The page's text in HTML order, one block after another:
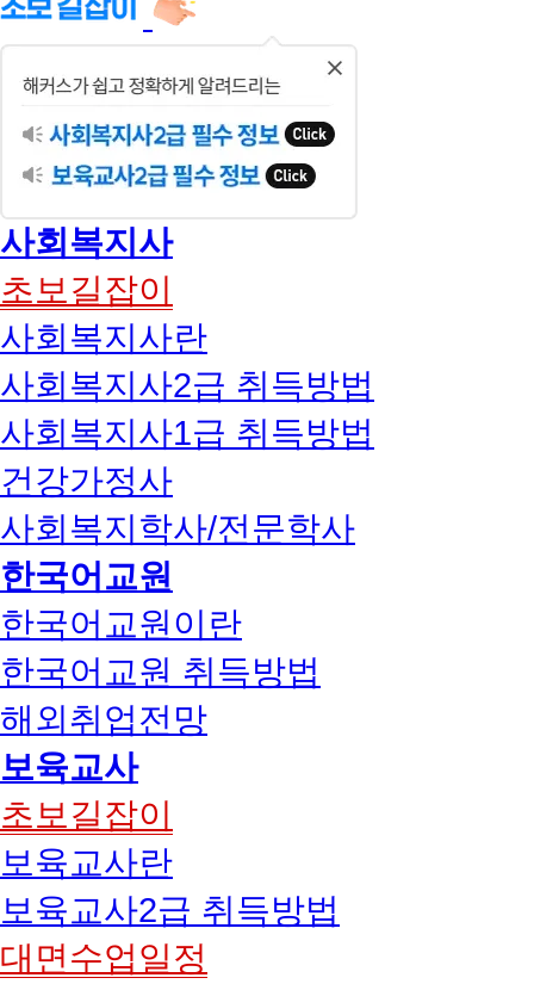
사회복지사
초보길잡이
사회복지사란
사회복지사2급 취득방법
사회복지사1급 취득방법
건강가정사
사회복지학사/전문학사
한국어교원
한국어교원이란
한국어교원 취득방법
해외취업전망
보육교사
초보길잡이
보육교사란
보육교사2급 취득방법
대면수업일정